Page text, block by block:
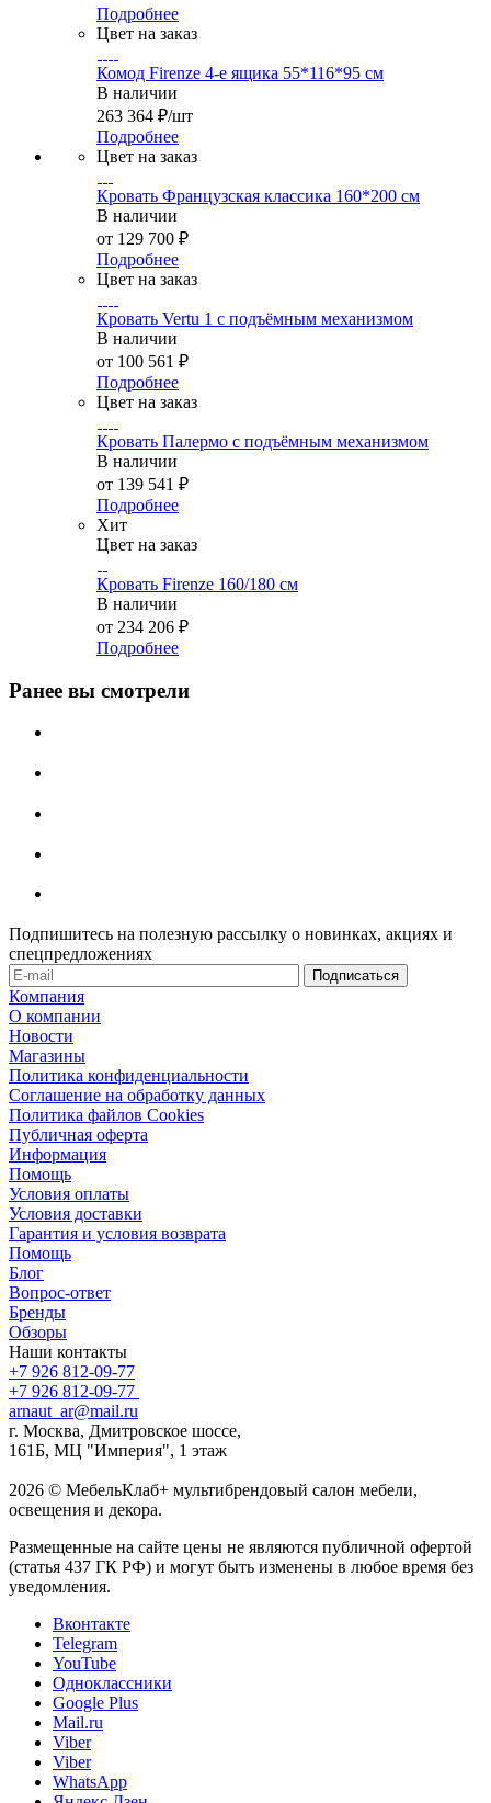
Подробнее
Цвет на заказ
Комод Firenze 4-е ящика 55*116*95 см
В наличии
263 364 ₽/шт
Подробнее
Цвет на заказ
Кровать Французская классика 160*200 см
В наличии
от 129 700 ₽
Подробнее
Цвет на заказ
Кровать Vertu 1 с подъёмным механизмом
В наличии
от 100 561 ₽
Подробнее
Цвет на заказ
Кровать Палермо с подъёмным механизмом
В наличии
от 139 541 ₽
Подробнее
Хит
Цвет на заказ
Кровать Firenze 160/180 см
В наличии
от 234 206 ₽
Подробнее
Ранее вы смотрели
Подпишитесь на полезную рассылку о новинках, акциях и
спецпредложениях
Компания
О компании
Новости
Магазины
Политика конфиденциальности
Соглашение на обработку данных
Политика файлов Cookies
Публичная оферта
Информация
Помощь
Условия оплаты
Условия доставки
Гарантия и условия возврата
Помощь
Блог
Вопрос-ответ
Бренды
Обзоры
Наши контакты
+7 926 812-09-77
+7 926 812-09-77
arnaut_ar@mail.ru
г. Москва, Дмитровское шоссе,
161Б, МЦ "Империя", 1 этаж
2026 © МебельКлаб+ мультибрендовый салон мебели,
освещения и декора.
Размещенные на сайте цены не являются публичной офертой
(статья 437 ГК РФ) и могут быть изменены в любое время без
уведомления.
Вконтакте
Telegram
YouTube
Одноклассники
Google Plus
Mail.ru
Viber
Viber
WhatsApp